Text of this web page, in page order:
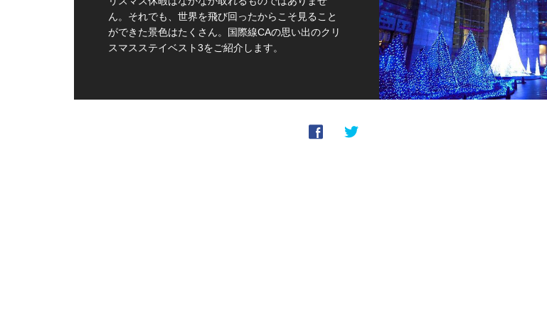
ん。それでも、世界を飛び回ったからこそ見ること
ができた景色はたくさん。国際線CAの思い出のクリ
スマスステイベスト3をご紹介します。